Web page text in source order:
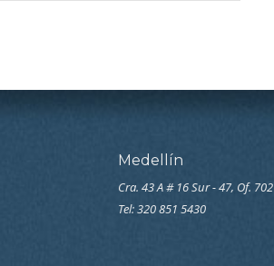
Medellín
Cra. 43 A # 16 Sur - 47, Of. 702
Tel: 320 851 5430